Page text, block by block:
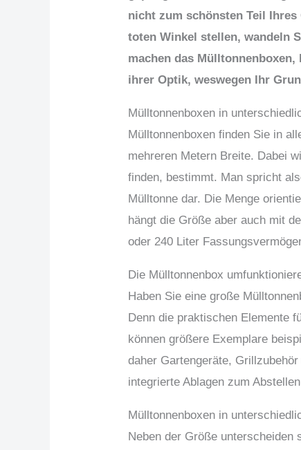
nicht zum schönsten Teil
toten Winkel stellen, wandeln
machen das
ihrer Optik, weswegen Ihr
Mülltonnenboxen in
Mülltonnenboxen finden Sie in
mehreren Metern Breite. Dabei
finden, bestimmt. Man spricht
Mülltonne dar. Die Menge
hängt die Größe aber auch mit
oder 240 Liter
Die Mülltonnenbox
Haben Sie eine große
Denn die praktischen Elemente
können größere Exemplare
daher Gartengeräte,
integrierte Ablagen zum
Mülltonnenboxen in
Neben der Größe